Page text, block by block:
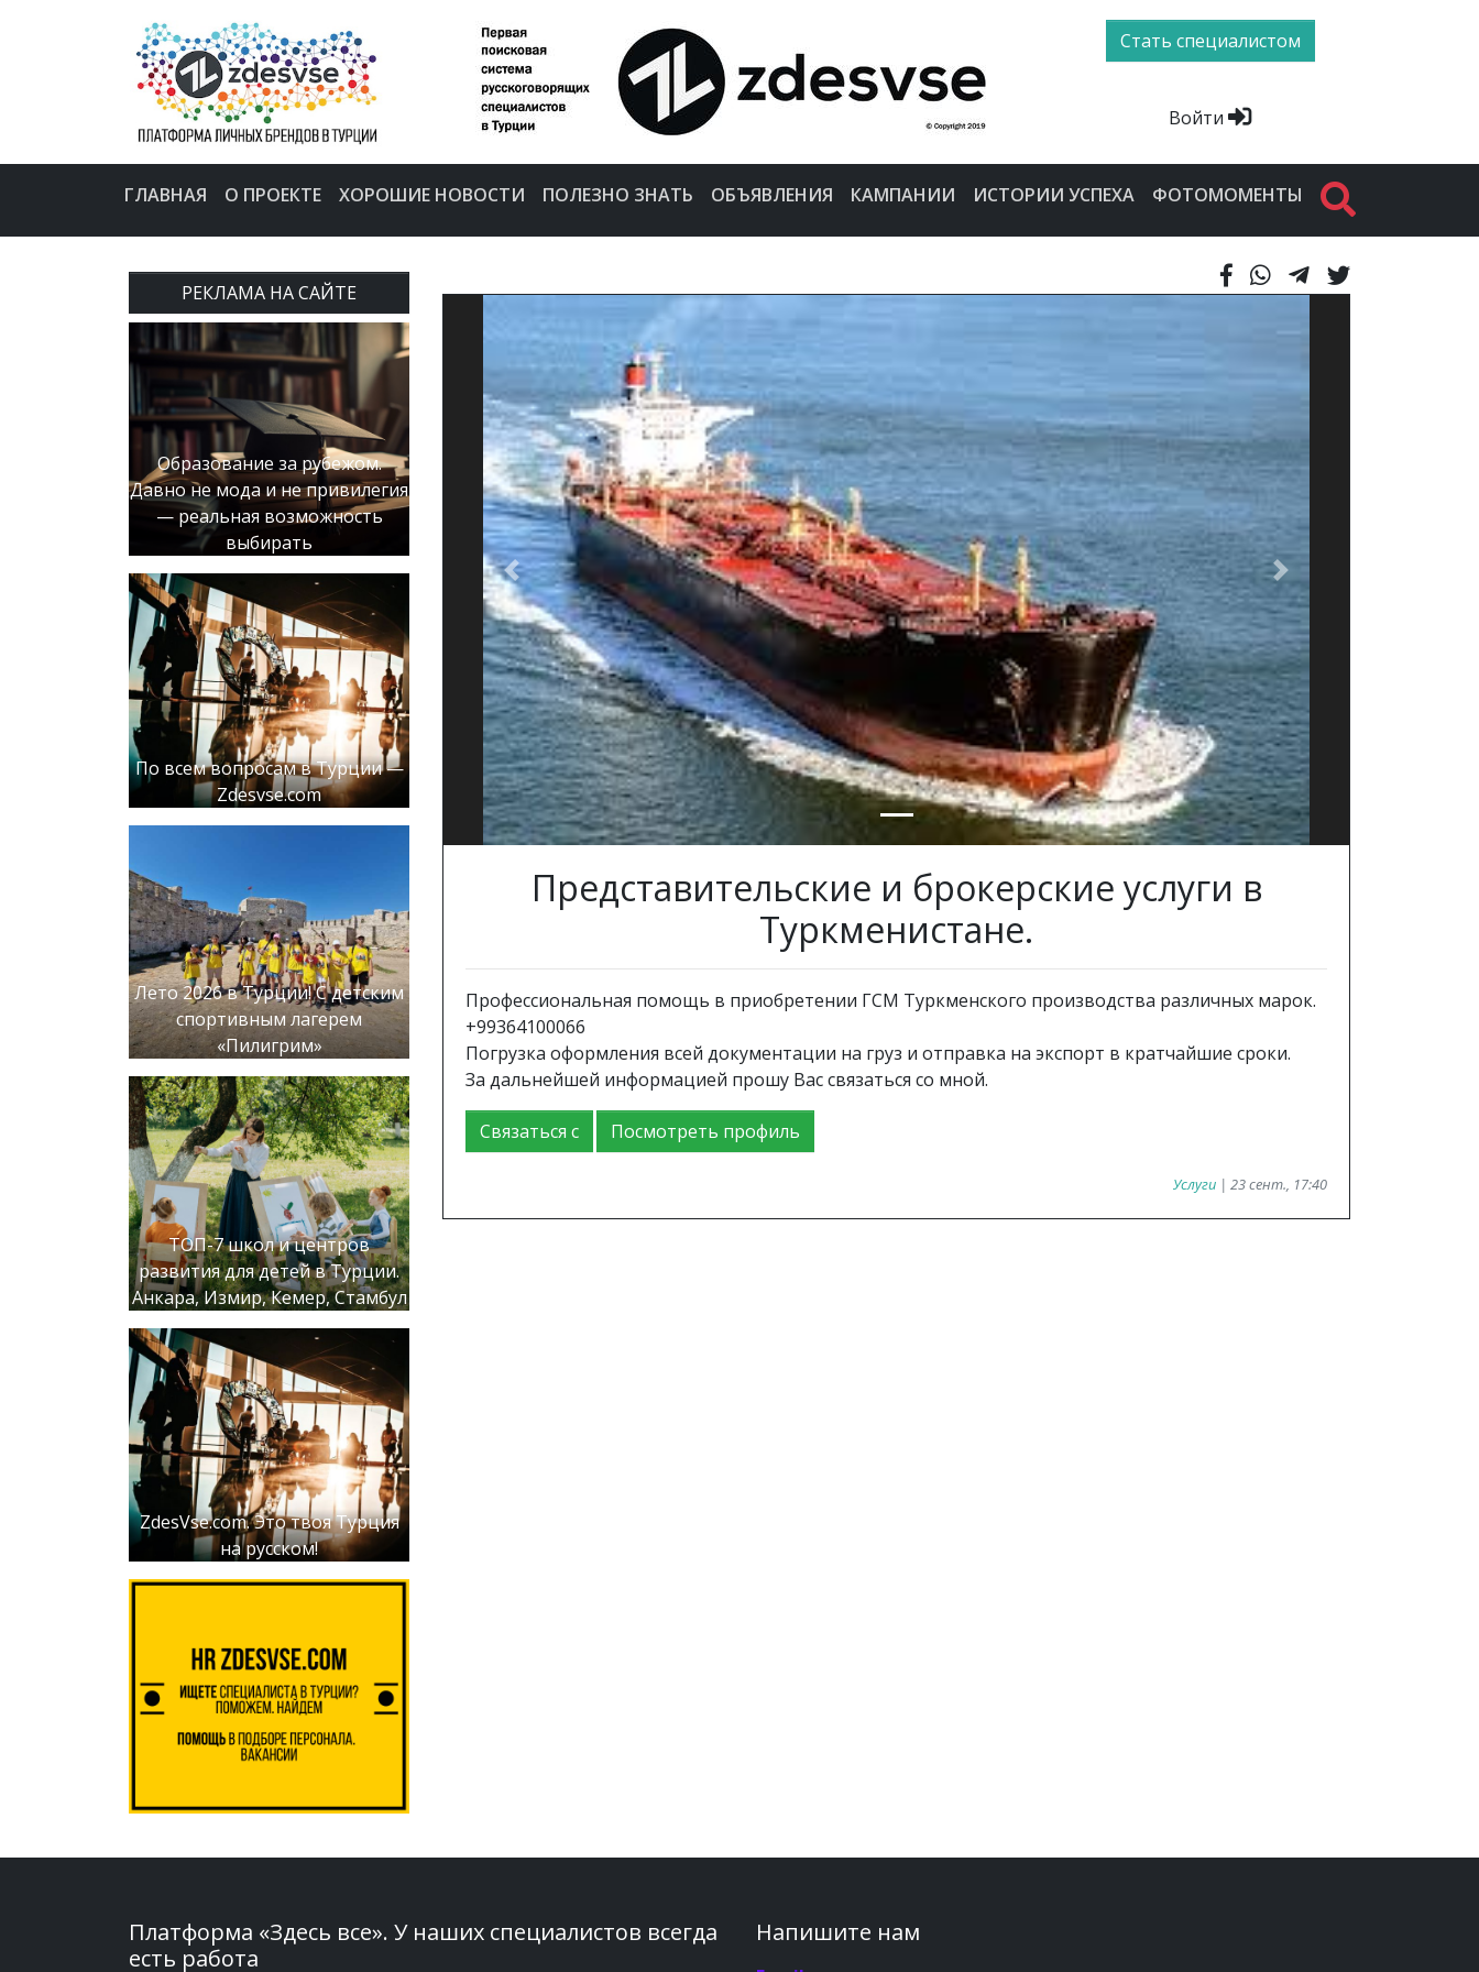
Стать специалистом
Войти
ГЛАВНАЯ О ПРОЕКТЕ ХОРОШИЕ НОВОСТИ ПОЛЕЗНО ЗНАТЬ ОБЪЯВЛЕНИЯ КАМПАНИИ ИСТОРИИ УСПЕХА ФОТОМОМЕНТЫ
РЕКЛАМА НА САЙТЕ
Образование за рубежом.
Давно не мода и не привилегия
— реальная возможность
выбирать
По всем вопросам в Турции —
Zdesvse.com
Лето 2026 в Турции! С детским
спортивным лагерем
«Пилигрим»
ТОП-7 школ и центров
развития для детей в Турции.
Анкара, Измир, Кемер, Стамбул
ZdesVse.com. Это твоя Турция
на русском!
Previous Next
Представительские и брокерские услуги в
Туркменистане.
Профессиональная помощь в приобретении ГСМ Туркменского производства различных марок.
+99364100066
Погрузка оформления всей документации на груз и отправка на экспорт в кратчайшие сроки.
За дальнейшей информацией прошу Вас связаться со мной.
Связаться с Посмотреть профиль
Услуги | 23 сент., 17:40
Платформа «Здесь все». У наших специалистов всегда
есть работа
Напишите нам